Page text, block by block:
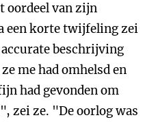
oordeel van zijn
een korte twijfeling zei
accurate beschrijving
me had omhelsd en
had gevonden om
zei ze. "De oorlog was